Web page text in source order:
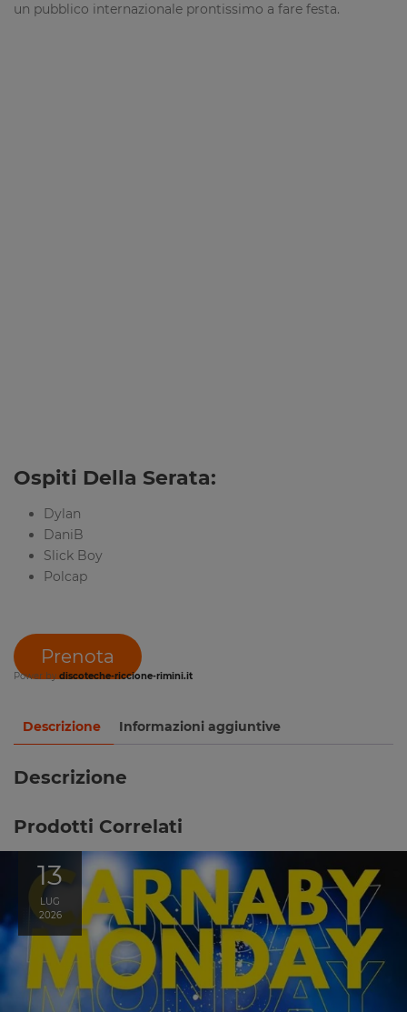
un pubblico internazionale prontissimo a fare festa.
Ospiti Della Serata:
Dylan
DaniB
Slick Boy
Polcap
Prenota
Power by discoteche-riccione-rimini.it
Descrizione Informazioni aggiuntive
Descrizione
Prodotti Correlati
13
LUG
2026